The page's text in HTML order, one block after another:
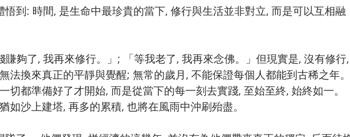
法換來真正的平靜與覺醒; 無常的歲月, 不能保證每個人都能到古稀之年。
切都準備好了才開始, 而是從當下的每一刻去實踐, 至始至終, 始終如一。
如沙上建塔, 再多的累積, 也將在風雨中沖刷殆盡。